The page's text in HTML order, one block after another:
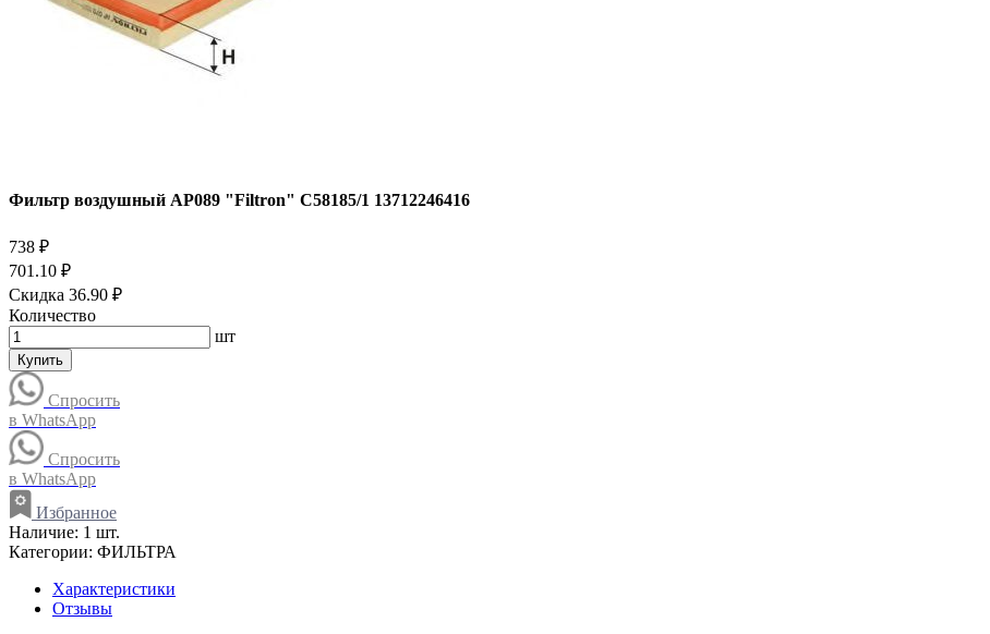
Фильтр воздушный AP089 "Filtron" C58185/1 13712246416
738 ₽
701.10 ₽
Скидка 36.90 ₽
Количество
шт
Купить
Спросить
в WhatsApp
Спросить
в WhatsApp
Избранное
Наличие: 1 шт.
Категории: ФИЛЬТРА
Характеристики
Отзывы